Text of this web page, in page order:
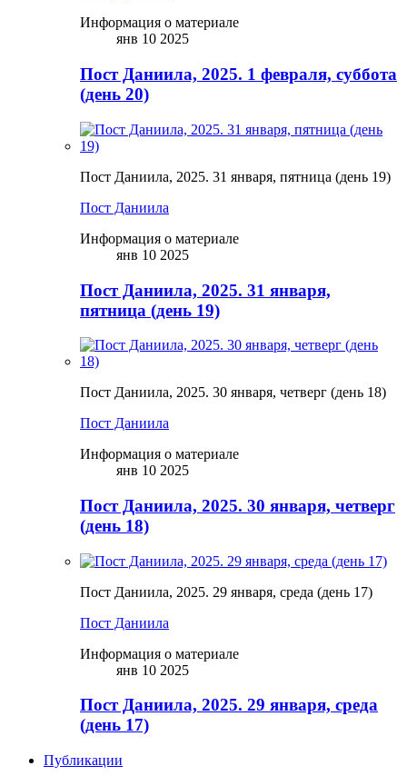
Информация о материале
янв 10 2025
Пост Даниила, 2025. 1 февраля, суббота
(день 20)
Пост Даниила, 2025. 31 января, пятница (день 19)
Пост Даниила
Информация о материале
янв 10 2025
Пост Даниила, 2025. 31 января,
пятница (день 19)
Пост Даниила, 2025. 30 января, четверг (день 18)
Пост Даниила
Информация о материале
янв 10 2025
Пост Даниила, 2025. 30 января, четверг
(день 18)
Пост Даниила, 2025. 29 января, среда (день 17)
Пост Даниила
Информация о материале
янв 10 2025
Пост Даниила, 2025. 29 января, среда
(день 17)
Публикации